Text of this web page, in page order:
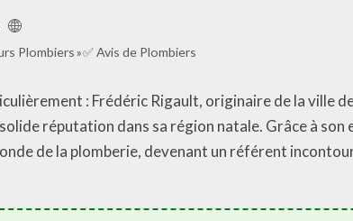
Plombiers ✅ Avis de Plombiers
: Frédéric Rigault, originaire de la ville
réputation dans sa région natale. Grâce à son
de la plomberie, devenant un référent